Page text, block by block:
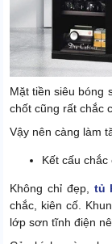
Mặt tiền siêu bóng
chốt cũng rất chắc
Vậy nên càng làm
Kết cấu
Không chỉ đẹp, tủ
chắc, kiên cố.
lớp sơn tĩnh điện